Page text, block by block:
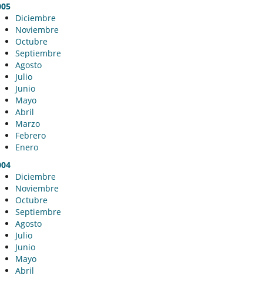
Diciembre
Noviembre
Octubre
Septiembre
Agosto
Julio
Junio
Mayo
Abril
Marzo
Febrero
Enero
Diciembre
Noviembre
Octubre
Septiembre
Agosto
Julio
Junio
Mayo
Abril